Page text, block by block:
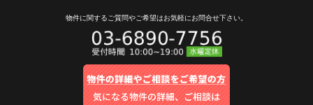
物件に関するご質問やご希望はお気軽にお問合せ下さい。